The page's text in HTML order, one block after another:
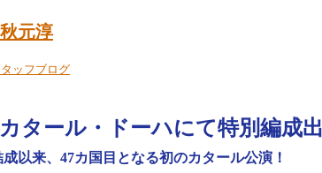
元淳
ッフブログ
タール・ドーハにて特別編成
以来、47カ国目となる初のカタール公演！